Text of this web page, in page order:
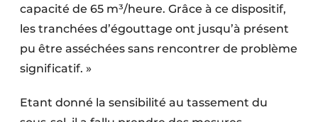
capacité de 65 m³/heure. Grâce à ce dispositif,
les tranchées d’égouttage ont jusqu’à présent
pu être asséchées sans rencontrer de problème
significatif. »
Etant donné la sensibilité au tassement du